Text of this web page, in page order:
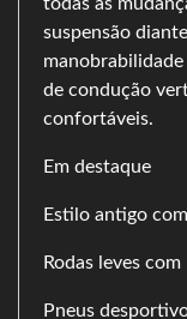
suspensão
de condução
confortáveis.
Em destaque
Estilo antigo
Rodas leves
Pneus